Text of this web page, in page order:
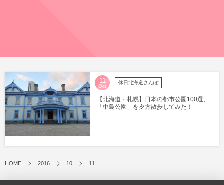
11
Oct
休日北海道さんぽ
【北海道・札幌】日本の都市公園100選、
「中島公園」を夕方散歩してみた！
HOME 2016 10 11